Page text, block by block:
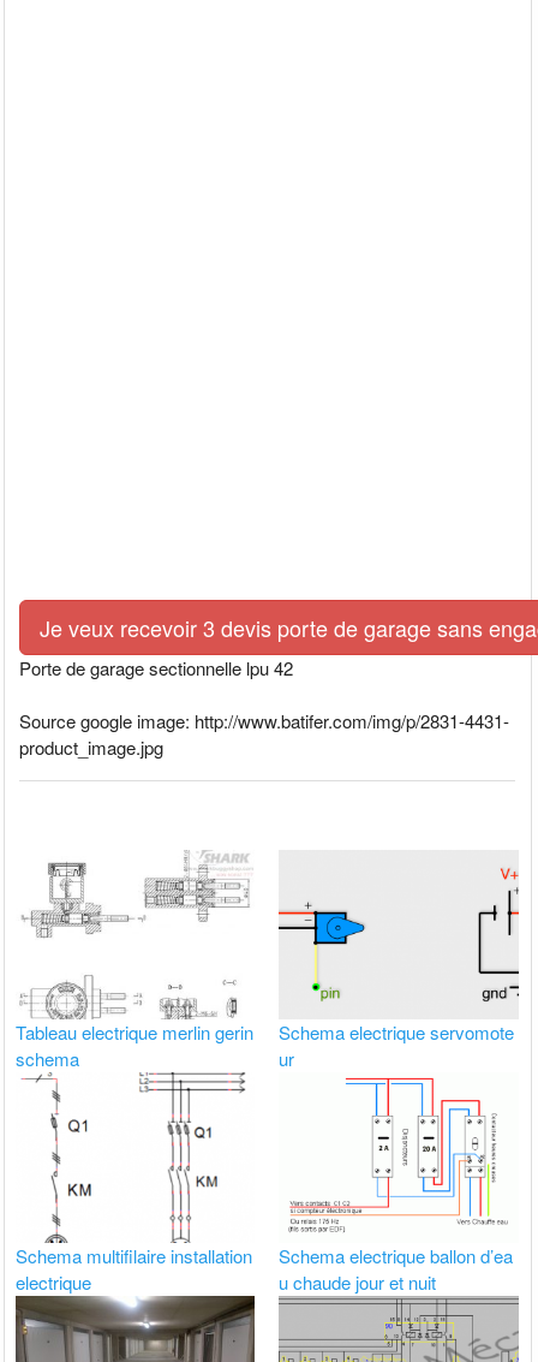
Je veux recevoir 3 devis porte de garage sans
Porte de garage sectionnelle lpu 42
Source google image: http://www.batifer.com/img/p/2831-4431-
product_image.jpg
Tableau electrique merlin gerin
schema
Schema electrique servomote
ur
Schema multifilaire installation
electrique
Schema electrique ballon d’ea
u chaude jour et nuit